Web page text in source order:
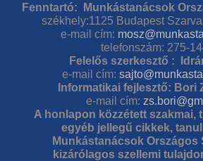
Fenntartó: Munkástanácsok
székhely:1125 Budapest
e-mail cím:
telefonszám: 275-
Felelős szerkesztő :
e-mail cím:
Informatikai fejlesztő: Bori
e-mail cím:
A honlapon közzétett szakmai,
egyéb jellegű cikkek,
Munkástanácsok Országos
kizárólagos szellemi